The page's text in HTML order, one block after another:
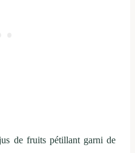
de fruits pétillant garni de